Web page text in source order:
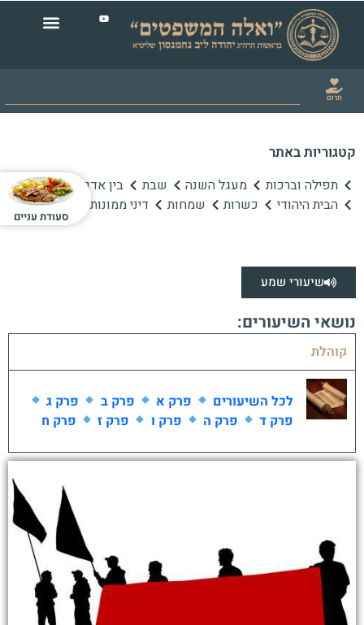
תרום
קטגוריות באתר
תפילה וברכות מעגל השנה שבת
בין אדם לחברו
הבית היהודי
כשרות שמחות דיני ממונות
שיעורי שמע
נושאי השיעורים:
קוהלת
לכל השיעורים פרק א פרק ב
פרק ג
פרק ד
פרק ה פרק ו פרק ז פרק ח
סעודת עניים